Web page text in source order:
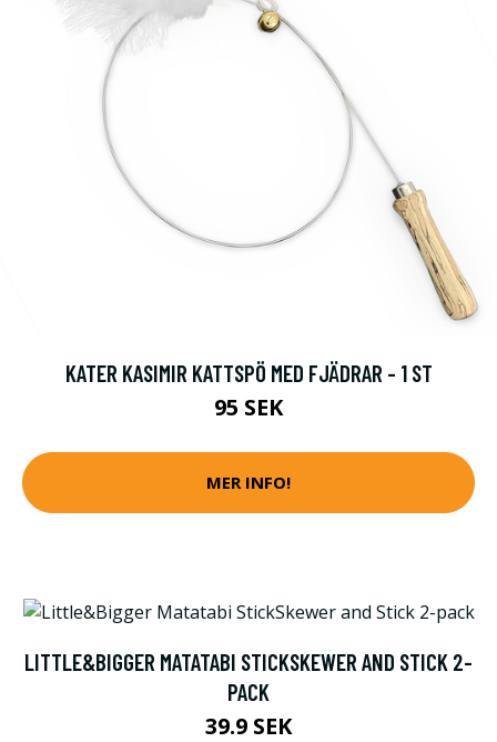
KATER KASIMIR KATTSPÖ MED FJÄDRAR - 1 ST
95 SEK
MER INFO!
LITTLE&BIGGER MATATABI STICKSKEWER AND STICK 2-
PACK
39.9 SEK